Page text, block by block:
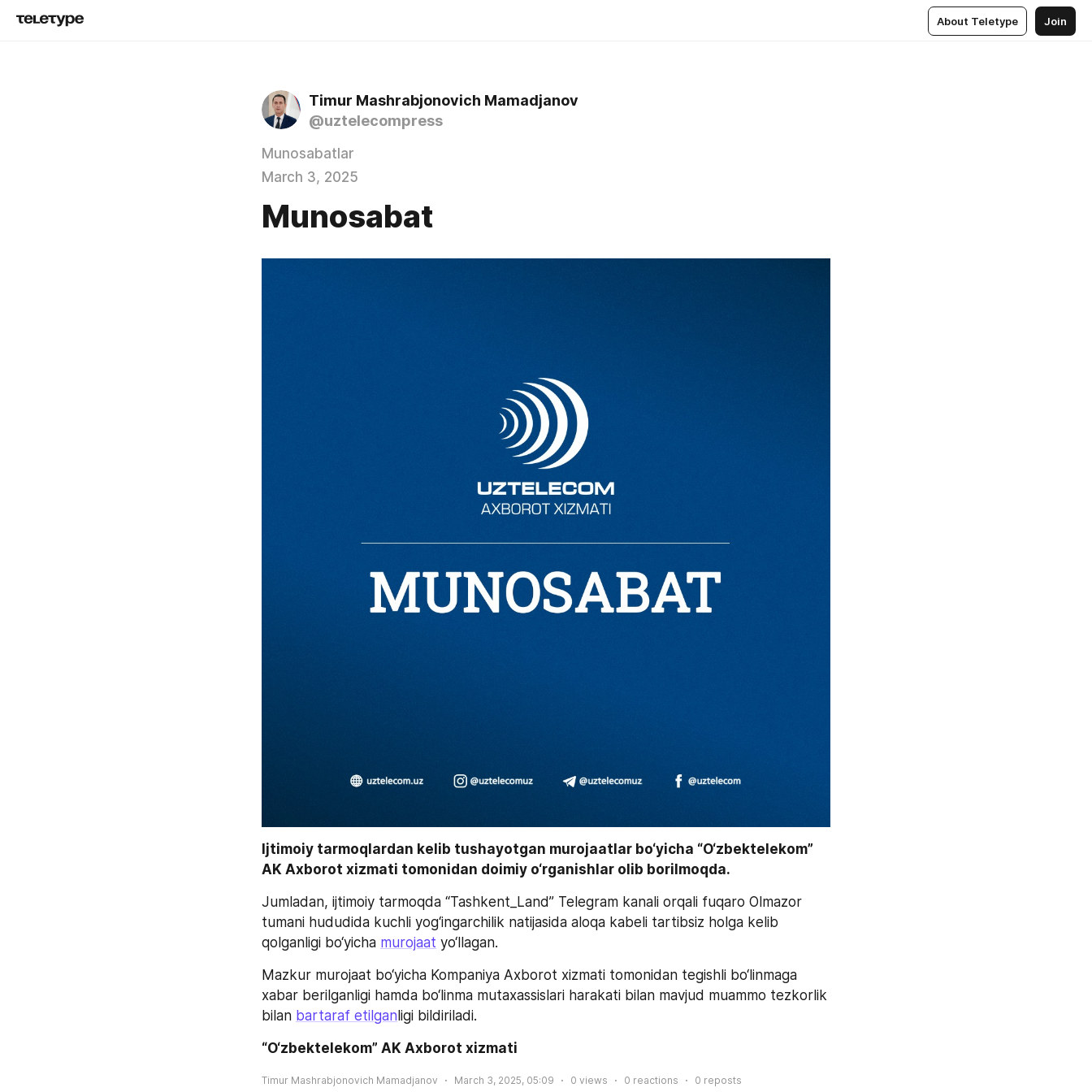
About Teletype Join
Timur Mashrabjonovich Mamadjanov
@uztelecompress
Munosabatlar
March 3, 2025
Munosabat
Ijtimoiy tarmoqlardan kelib tushayotgan murojaatlar bo‘yicha “O‘zbektelekom”
AK Axborot xizmati tomonidan doimiy o‘rganishlar olib borilmoqda.
Jumladan, ijtimoiy tarmoqda “Tashkent_Land” Telegram kanali orqali fuqaro Olmazor
tumani hududida kuchli yog‘ingarchilik natijasida aloqa kabeli tartibsiz holga kelib
qolganligi bo‘yicha murojaat yo‘llagan.
Mazkur murojaat bo‘yicha Kompaniya Axborot xizmati tomonidan tegishli bo‘linmaga
xabar berilganligi hamda bo‘linma mutaxassislari harakati bilan mavjud muammo tezkorlik
bilan bartaraf etilgan ligi bildiriladi.
“O‘zbektelekom” AK Axborot xizmati
Timur Mashrabjonovich Mamadjanov March 3, 2025, 05:09 0 views 0 reactions 0 reposts